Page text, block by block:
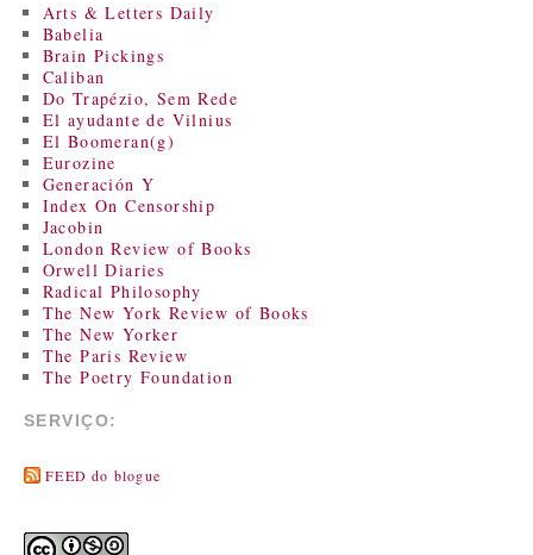
Arts & Letters Daily
Babelia
Brain Pickings
Caliban
Do Trapézio, Sem Rede
El ayudante de Vilnius
El Boomeran(g)
Eurozine
Generación Y
Index On Censorship
Jacobin
London Review of Books
Orwell Diaries
Radical Philosophy
The New York Review of Books
The New Yorker
The Paris Review
The Poetry Foundation
SERVIÇO:
FEED do blogue